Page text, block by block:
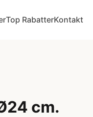
Top RabatterKontakt
cm.